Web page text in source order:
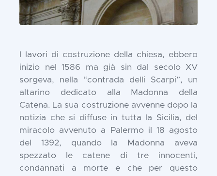
I lavori di costruzione della chiesa, ebbero
inizio nel 1586 ma già sin dal secolo XV
sorgeva, nella “contrada delli Scarpi”, un
altarino dedicato alla Madonna della
Catena. La sua costruzione avvenne dopo la
notizia che si diffuse in tutta la Sicilia, del
miracolo avvenuto a Palermo il 18 agosto
del 1392, quando la Madonna aveva
spezzato le catene di tre innocenti,
condannati a morte e che per questo